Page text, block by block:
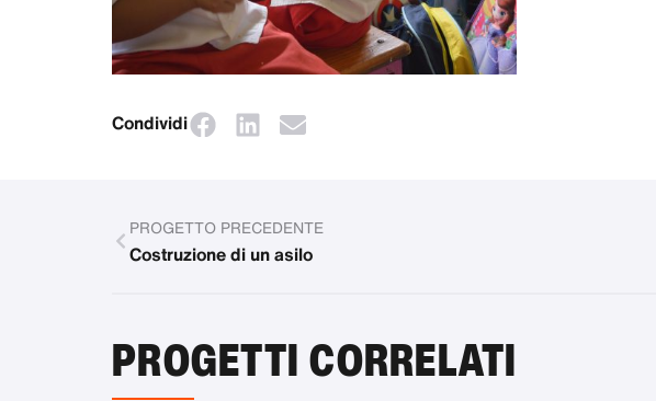
Condividi
PROGETTO PRECEDENTE
Costruzione di un asilo
PROGETTI CORRELATI